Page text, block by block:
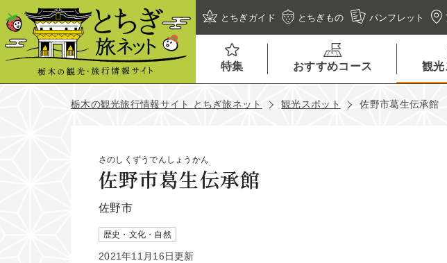
とちぎガイド とちぎもの パンフレット
特集 おすすめコース 観光
栃木の観光旅行情報サイト とちぎ旅ネット 観光スポット 佐野市葛生伝承館
さのしくずうでんしょうかん
佐野市葛生伝承館
佐野市
歴史・文化・自然
2021年11月16日更新